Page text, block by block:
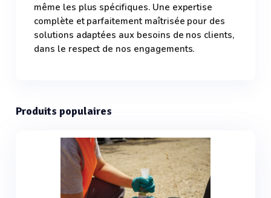
même les plus spécifiques. Une expertise
complète et parfaitement maîtrisée pour des
solutions adaptées aux besoins de nos clients,
dans le respect de nos engagements.
Produits populaires